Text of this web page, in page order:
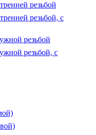
резьбой
резьбой, с
резьбой
резьбой, с